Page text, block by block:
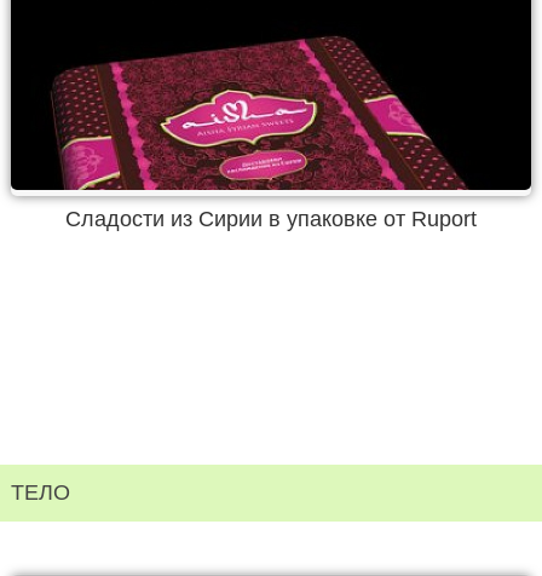
Сладости из Сирии в упаковке от Ruport
ТЕЛО